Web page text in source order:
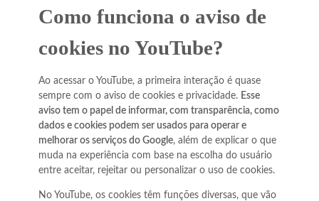
Como funciona o aviso de
cookies no YouTube?
Ao acessar o YouTube, a primeira interação é quase
sempre com o aviso de cookies e privacidade. Esse
aviso tem o papel de informar, com transparência, como
dados e cookies podem ser usados para operar e
melhorar os serviços do Google, além de explicar o que
muda na experiência com base na escolha do usuário
entre aceitar, rejeitar ou personalizar o uso de cookies.
No YouTube, os cookies têm funções diversas, que vão